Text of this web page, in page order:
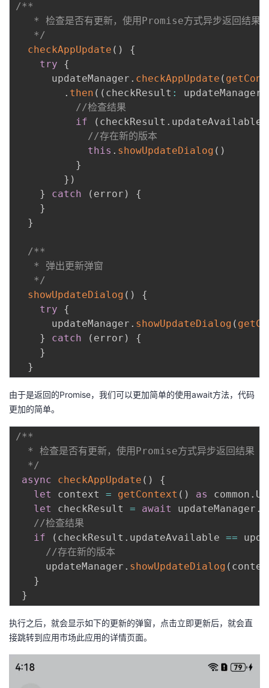
/**
   * 检查是否有更新，使用Promise方式异步返回结果
   */
checkAppUpdate ( )
{
try
{
      updateManager
. checkAppUpdate (
. then ( ( checkResult : updateManager
//检查结果
if
( checkResult . updateAvailable
//存在新的版本
this . showUpdateDialog ( )
}
} )
}
catch ( error )
{
}
}
/**
   * 弹出更新弹窗
   */
showUpdateDialog ( )
{
try
{
      updateManager
. showUpdateDialog (
}
catch ( error )
{
}
}
由于是返回的Promise，我们可以更加简单的使用await方法，代码
更加的简单。
/**
  * 检查是否有更新，使用Promise方式异步返回结果
  */
async
checkAppUpdate ( )
{
let
context = getContext ( ) as common .
let
checkResult = await updateManager .
//检查结果
if
( checkResult . updateAvailable ==
//存在新的版本
     updateManager
. showUpdateDialog (
}
}
执行之后，就会显示如下的更新的弹窗，点击立即更新后，就会直
接跳转到应用市场此应用的详情页面。